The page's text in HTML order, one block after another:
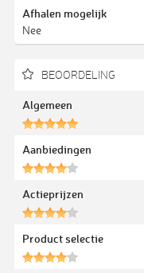
Afhalen mogelijk
Nee
BEOORDELING
Algemeen
Aanbiedingen
Actieprijzen
Product selectie